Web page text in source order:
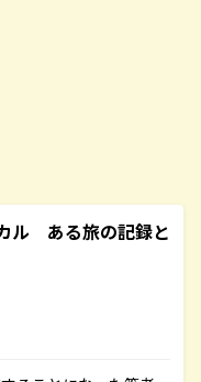
ル ある旅の記録と